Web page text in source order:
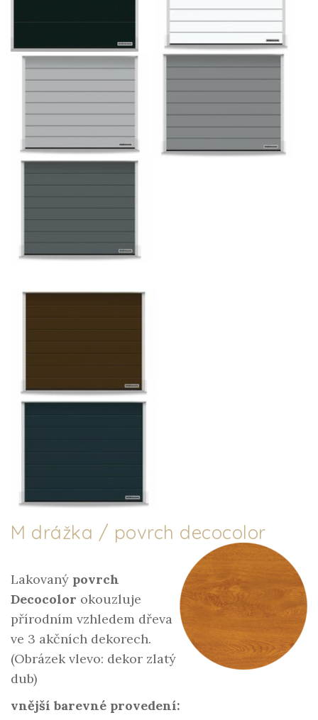
M drážka / povrch decocolor
Lakovaný povrch
Decocolor okouzluje
přírodním vzhledem dřeva
ve 3 akčních dekorech.
(Obrázek vlevo: dekor zlatý
dub)
vnější barevné provedení: